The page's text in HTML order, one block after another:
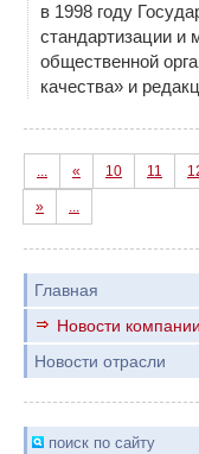
в 1998 году
стандартизации и
общественной
качества» и
... « 10 11
» ...
Главная
Новости компании
Новости отрасли
поиск по сайту